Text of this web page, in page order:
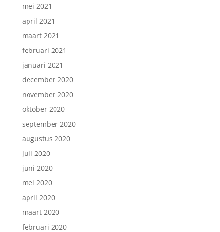
mei 2021
april 2021
maart 2021
februari 2021
januari 2021
december 2020
november 2020
oktober 2020
september 2020
augustus 2020
juli 2020
juni 2020
mei 2020
april 2020
maart 2020
februari 2020